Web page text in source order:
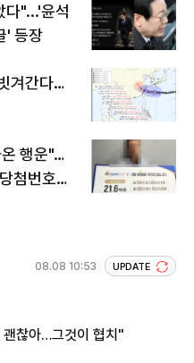
다"...'윤석
' 등장
겨간다…
행운"…
첨번호조
08.08 10:53 UPDATE
찮아…그것이 협치"